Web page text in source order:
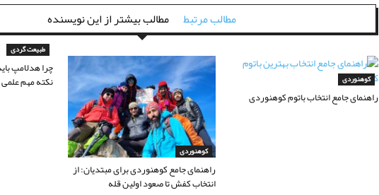
مطالب مرتبط مطالب بیشتر از این نویسنده
طبیعت گردی
چرا هدلامپ
نکته مهم علمی
کوهنوردی
راهنمای جامع کوهنوردی برای مبتدیان: از
انتخاب کفش تا صعود اولین قله
کوهنوردی
راهنمای جامع انتخاب باتوم کوهنوردی